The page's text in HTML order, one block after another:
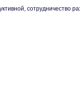
сотрудничество